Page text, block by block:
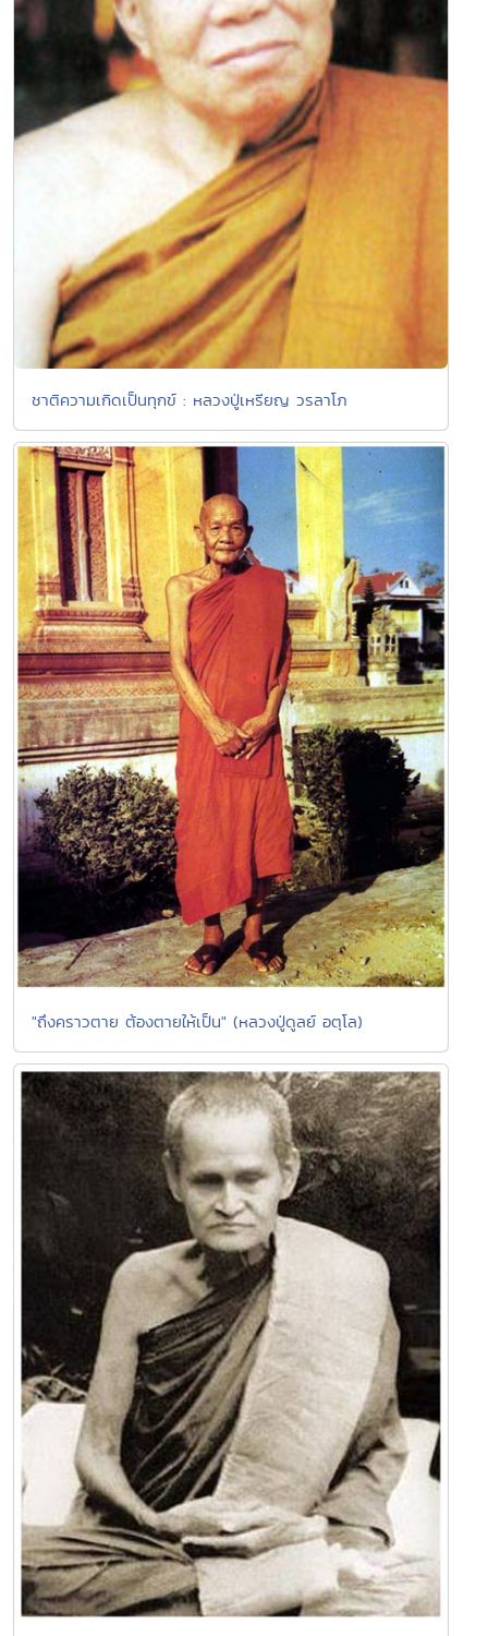
ชาติความเกิดเป็นทุกข์ : หลวงปู่เหรียญ วรลาโภ
"ถึงคราวตาย ต้องตายให้เป็น" (หลวงปู่ดูลย์ อตุโล)